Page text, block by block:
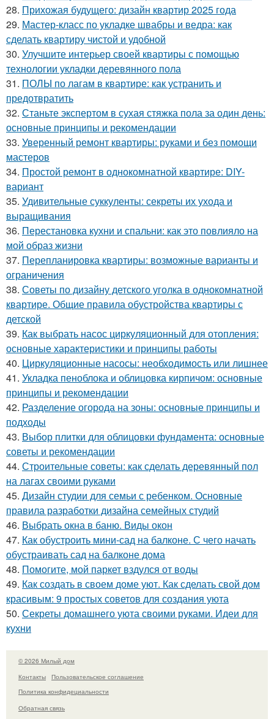
28. Прихожая будущего: дизайн квартир 2025 года
29. Мастер-класс по укладке швабры и ведра: как
сделать квартиру чистой и удобной
30. Улучшите интерьер своей квартиры с помощью
технологии укладки деревянного пола
31. ПОЛЫ по лагам в квартире: как устранить и
предотвратить
32. Станьте экспертом в сухая стяжка пола за один день:
основные принципы и рекомендации
33. Уверенный ремонт квартиры: руками и без помощи
мастеров
34. Простой ремонт в однокомнатной квартире: DIY-
вариант
35. Удивительные суккуленты: секреты их ухода и
выращивания
36. Перестановка кухни и спальни: как это повлияло на
мой образ жизни
37. Перепланировка квартиры: возможные варианты и
ограничения
38. Советы по дизайну детского уголка в однокомнатной
квартире. Общие правила обустройства квартиры с
детской
39. Как выбрать насос циркуляционный для отопления:
основные характеристики и принципы работы
40. Циркуляционные насосы: необходимость или лишнее
41. Укладка пеноблока и облицовка кирпичом: основные
принципы и рекомендации
42. Разделение огорода на зоны: основные принципы и
подходы
43. Выбор плитки для облицовки фундамента: основные
советы и рекомендации
44. Строительные советы: как сделать деревянный пол
на лагах своими руками
45. Дизайн студии для семьи с ребенком. Основные
правила разработки дизайна семейных студий
46. Выбрать окна в баню. Виды окон
47. Как обустроить мини-сад на балконе. С чего начать
обустраивать сад на балконе дома
48. Помогите, мой паркет вздулся от воды
49. Как создать в своем доме уют. Как сделать свой дом
красивым: 9 простых советов для создания уюта
50. Секреты домашнего уюта своими руками. Идеи для
кухни
© 2026 Милый дом
Контакты
Пользовательское соглашение
Политика конфидециальности
Обратная связь